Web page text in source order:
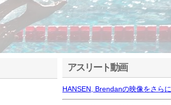
アスリート動画
HANSEN, Brendanの映像をさら